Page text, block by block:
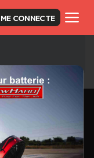
CONNECTE
Didier